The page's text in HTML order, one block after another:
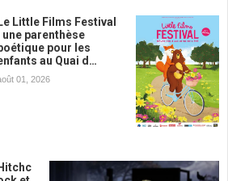
Le Little Films Festival
une parenthèse
pour les
au Quai d…
01, 2026
Hitchc